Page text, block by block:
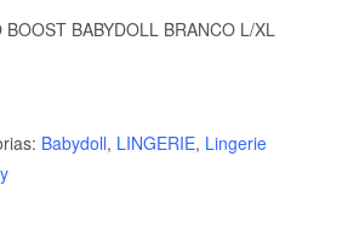
BABYDOLL BRANCO L/XL
Babydoll, LINGERIE, Lingerie